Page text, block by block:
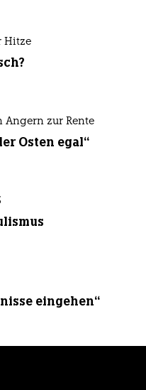
Hitze
zur Rente
Osten egal“
eingehen“